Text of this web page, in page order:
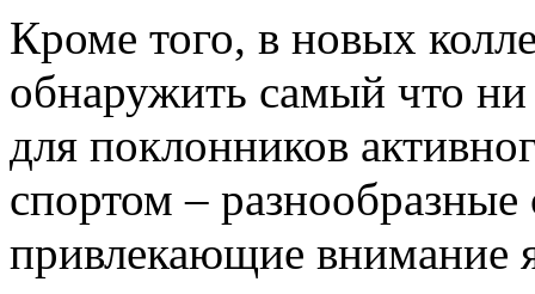
Кроме того, в новых
обнаружить самый что ни
для поклонников
спортом –
привлекающие внимание